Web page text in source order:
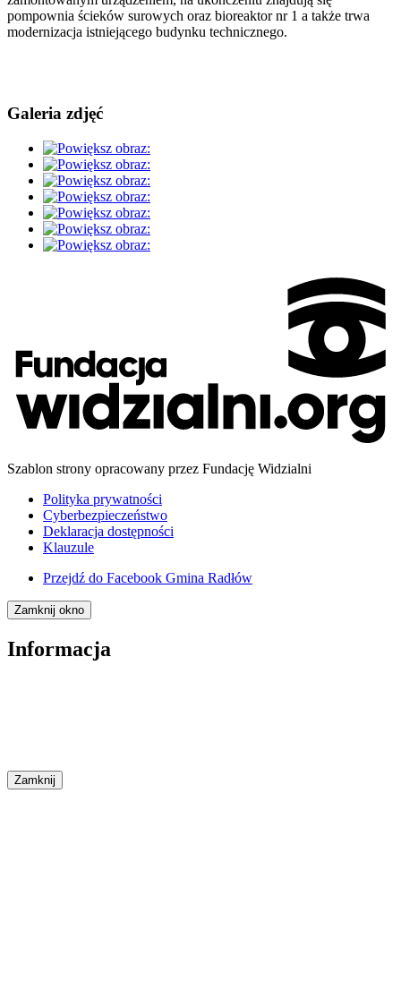
pompownia ścieków surowych oraz bioreaktor nr 1 a także trwa
modernizacja istniejącego budynku technicznego.
Galeria zdjęć
Szablon strony opracowany przez Fundację Widzialni
Polityka prywatności
Cyberbezpieczeństwo
Deklaracja dostępności
Klauzule
Przejdź do Facebook Gmina Radłów
Zamknij okno
Informacja
Zamknij